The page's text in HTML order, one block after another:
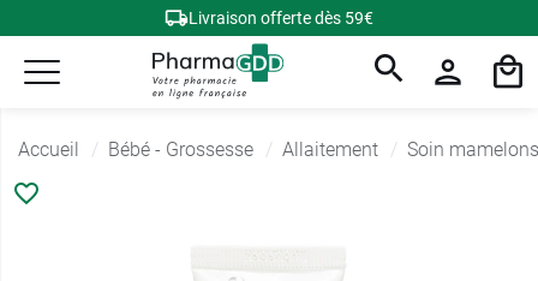
Livraison offerte dès 59€
Accueil Bébé - Grossesse Allaitement Soin mamelons